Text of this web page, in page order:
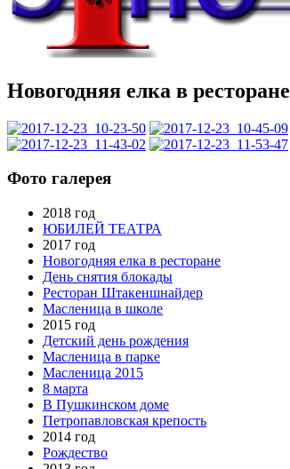
Новогодняя елка в ресторане
Фото галерея
2018 год
ЮБИЛЕЙ ТЕАТРА
2017 год
Новогодняя елка в ресторане
День снятия блокады
Ресторан Штакеншнайдер
Масленица в школе
2015 год
Детский день рождения
Масленица в парке
Масленица 2015
8 марта
В Пушкинском доме
Петропавловская крепость
2014 год
Рождество